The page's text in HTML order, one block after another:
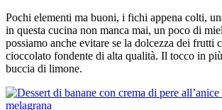
Pochi elementi ma buoni, i fichi appena colti,
in questa cucina non manca mai, un poco di
possiamo anche evitare se la dolcezza dei frutti
cioccolato fondente di alta qualità. Il tocco in
buccia di limone.